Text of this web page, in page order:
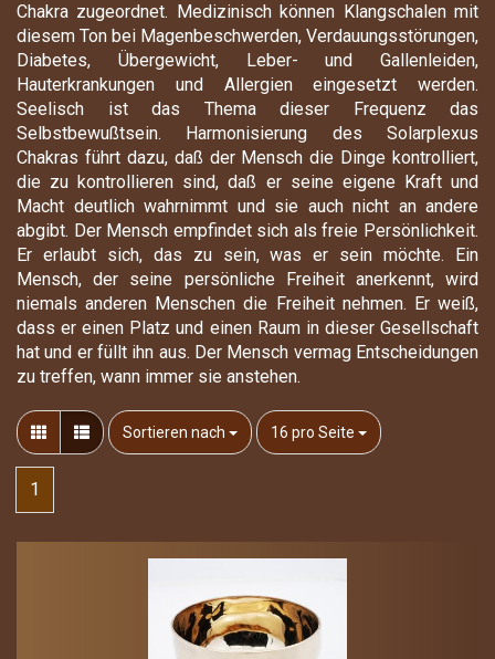
Chakra zugeordnet. Medizinisch können Klangschalen mit
diesem Ton bei Magenbeschwerden, Verdauungsstörungen,
Diabetes, Übergewicht, Leber- und Gallenleiden,
Hauterkrankungen und Allergien eingesetzt werden.
Seelisch ist das Thema dieser Frequenz das
Selbstbewußtsein. Harmonisierung des Solarplexus
Chakras führt dazu, daß der Mensch die Dinge kontrolliert,
die zu kontrollieren sind, daß er seine eigene Kraft und
Macht deutlich wahrnimmt und sie auch nicht an andere
abgibt. Der Mensch empfindet sich als freie Persönlichkeit.
Er erlaubt sich, das zu sein, was er sein möchte. Ein
Mensch, der seine persönliche Freiheit anerkennt, wird
niemals anderen Menschen die Freiheit nehmen. Er weiß,
dass er einen Platz und einen Raum in dieser Gesellschaft
hat und er füllt ihn aus. Der Mensch vermag Entscheidungen
zu treffen, wann immer sie anstehen.
Sortieren nach
Sortieren nach 16 pro Seite
pro Seite
1